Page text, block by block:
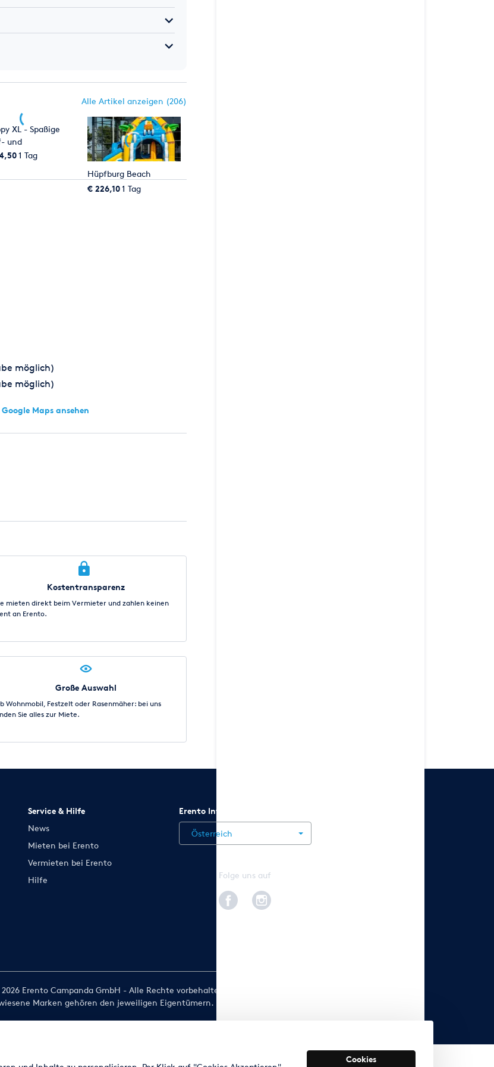
Alle Artikel anzeigen (206)
XL - Spaßige
und
mieten
1 Tag
Hüpfburg Beach
€ 226,101 Tag
möglich)
möglich)
Maps ansehen
Kostentransparenz
mieten direkt beim Vermieter und zahlen keinen
an Erento.
Große Auswahl
Wohnmobil, Festzelt oder Rasenmäher: bei uns
Sie alles zur Miete.
Service & Hilfe
News
Mieten bei Erento
Vermieten bei Erento
Hilfe
Erento International
Österreich
Folge uns auf
Erento Campanda GmbH - Alle Rechte vorbehalten
Marken gehören den jeweiligen Eigentümern.
Cookies